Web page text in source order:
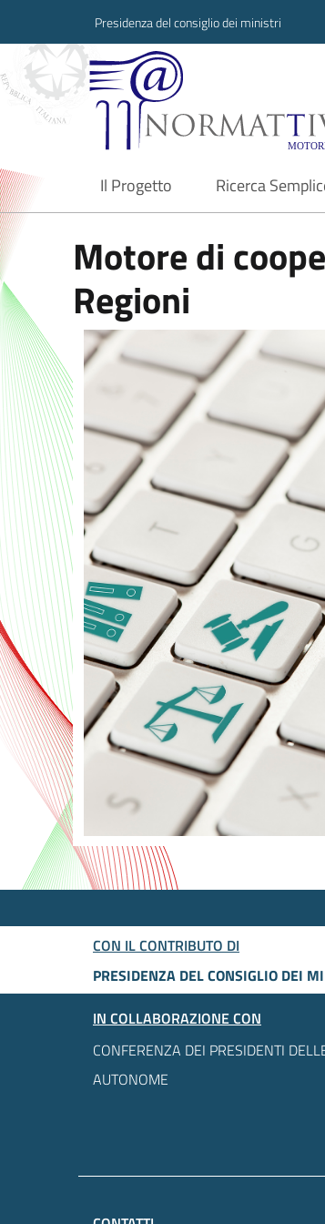
Presidenza del consiglio dei ministri
Normattiva
Il Progetto
current Ricerca
Motore di
Regioni
CON IL CONTRIBUTO DI
PRESIDENZA DEL CONSIGLIO DEI
IN COLLABORAZIONE CON
CONFERENZA DEI PRESIDENTI
AUTONOME